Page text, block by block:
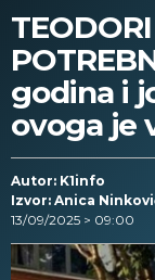
godina i
ovoga je
Autor: K1info
Izvor: Anica
13/09/2025 > 09:00